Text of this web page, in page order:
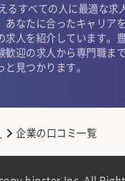
るすべての人に最適な求
なたに合ったキャリア
求人を紹介しています。
迎の求人から専門職ま
見つかります。
企業の口コミ一覧